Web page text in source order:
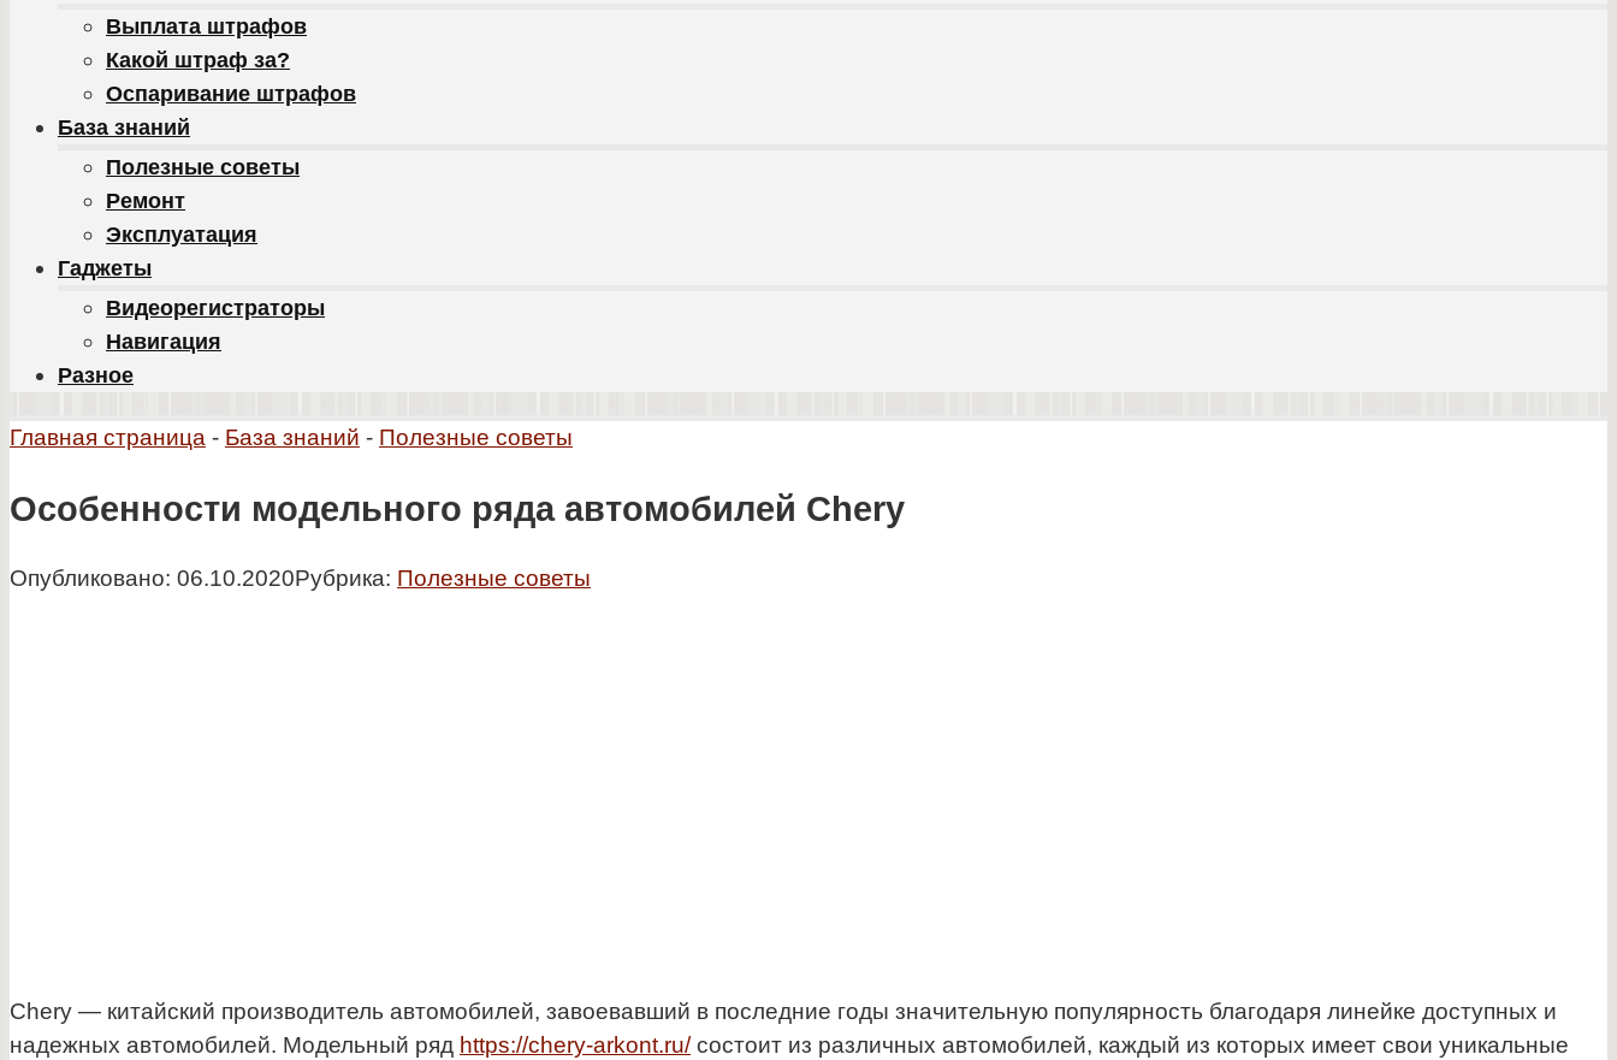
Выплата штрафов
Какой штраф за?
Оспаривание штрафов
База знаний
Полезные советы
Ремонт
Эксплуатация
Гаджеты
Видеорегистраторы
Навигация
Разное
Главная страница - База знаний - Полезные советы
Особенности модельного ряда автомобилей Chery
Опубликовано: 06.10.2020Рубрика: Полезные советы
Chery — китайский производитель автомобилей, завоевавший в последние годы значительную популярность благодаря линейке доступных и
надежных автомобилей. Модельный ряд https://chery-arkont.ru/состоит из различных автомобилей, каждый из которых имеет свои уникальные